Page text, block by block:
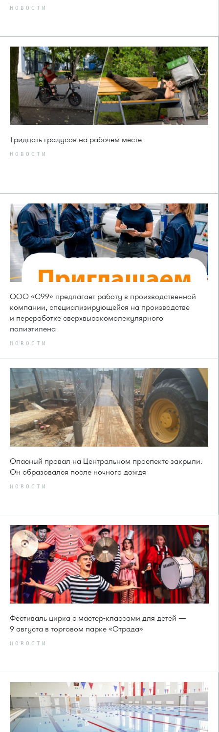
НОВОСТИ
Тридцать градусов на рабочем месте
НОВОСТИ
ООО «С99» предлагает работу в производственной
компании, специализирующейся на производстве
и переработке сверхвысокомолекулярного
полиэтилена
НОВОСТИ
Опасный провал на Центральном проспекте закрыли.
Он образовался после ночного дождя
НОВОСТИ
Фестиваль цирка с мастер-классами для детей —
9 августа в торговом парке «Отрада»
НОВОСТИ